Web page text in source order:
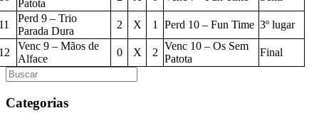
Patota
Perd 9 – Trio
Parada Dura
2 X 1 Perd 10 – Fun Time 3º lugar
Venc 9 – Mãos de
Alface
0 X 2
Venc 10 – Os Sem
Patota
Final
Categorias